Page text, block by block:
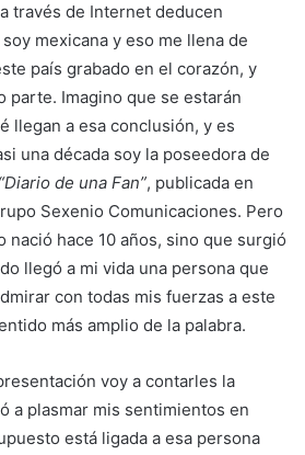
través de Internet deducen
mexicana y eso me llena de
país grabado en el corazón, y
parte. Imagino que se estarán
llegan a esa conclusión, y es
una década soy la poseedora de
“Diario de una Fan”, publicada en
Sexenio Comunicaciones. Pero
nació hace 10 años, sino que surgió
llegó a mi vida una persona que
con todas mis fuerzas a este
más amplio de la palabra.
voy a contarles la
a plasmar mis sentimientos en
está ligada a esa persona